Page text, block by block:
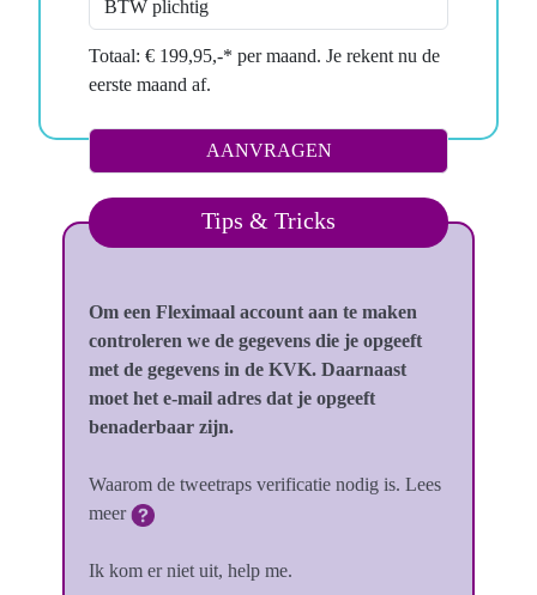
Totaal: € 199,95,-* per maand. Je rekent nu de
eerste maand af.
Tips & Tricks
Om een Fleximaal account aan te maken
controleren we de gegevens die je opgeeft
met de gegevens in de KVK. Daarnaast
moet het e-mail adres dat je opgeeft
benaderbaar zijn.
Waarom de tweetraps verificatie nodig is. Lees
meer
Ik kom er niet uit, help me.